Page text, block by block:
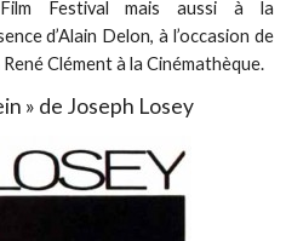
Festival mais aussi à la
d’Alain Delon, à l’occasion de
Clément à la Cinémathèque.
» de Joseph Losey